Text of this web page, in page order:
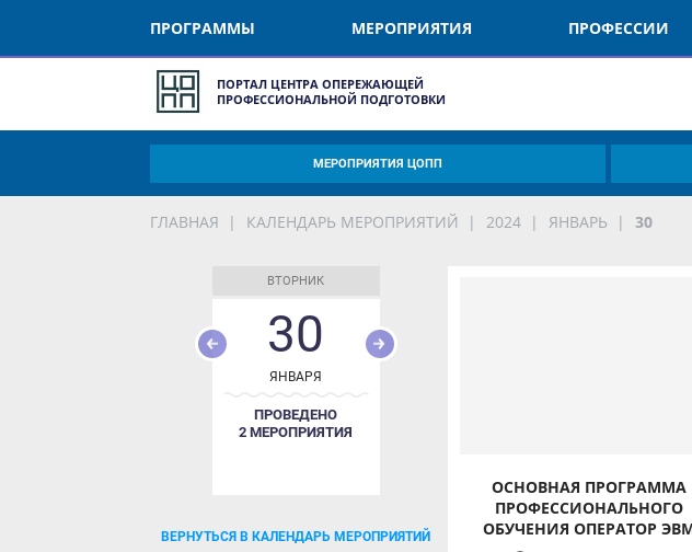
ПРОГРАММЫ МЕРОПРИЯТИЯ ПРОФЕССИИ
ПОРТАЛ ЦЕНТРА ОПЕРЕЖАЮЩЕЙ
ПРОФЕССИОНАЛЬНОЙ ПОДГОТОВКИ
МЕРОПРИЯТИЯ ЦОПП
ГЛАВНАЯ КАЛЕНДАРЬ МЕРОПРИЯТИЙ 2024 ЯНВАРЬ 30
ВТОРНИК
30
ЯНВАРЯ
ПРОВЕДЕНО
2 МЕРОПРИЯТИЯ
ОСНОВНАЯ ПРОГРАММА
ПРОФЕССИОНАЛЬНОГО
ОБУЧЕНИЯ ОПЕРАТОР ЭВМ